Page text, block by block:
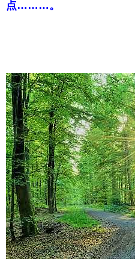
点………。